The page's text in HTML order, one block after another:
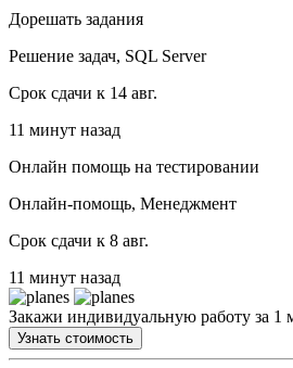
Дорешать задания
Решение задач, SQL Server
Срок сдачи к 14 авг.
11 минут назад
Онлайн помощь на тестировании
Онлайн-помощь, Менеджмент
Срок сдачи к 8 авг.
11 минут назад
Закажи индивидуальную работу за 1
Узнать стоимость